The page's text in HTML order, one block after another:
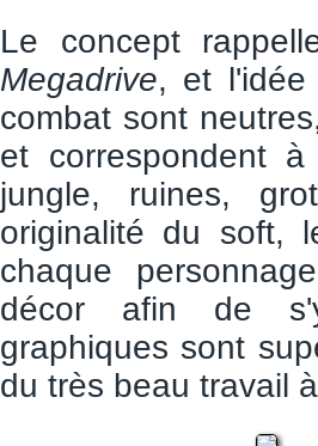
Le concept
Megadrive, et l'idée
combat sont
et correspondent
jungle, ruines,
originalité du soft,
chaque
décor afin de s'y
graphiques sont
du très beau travail